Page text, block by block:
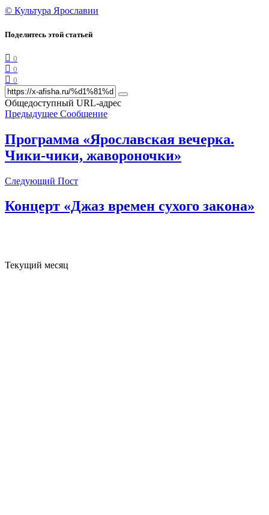
© Культура Ярославии
Поделитесь этой статьей
0
0
0
Общедоступный URL-адрес
Предыдущее Сообщение
Программа «Ярославская вечерка.
Чики-чики, жавороночки»
Следующий Пост
Концерт «Джаз времен сухого закона»
Текущий месяц